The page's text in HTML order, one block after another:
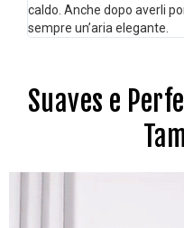
caldo. Anche dopo averli
sempre un’aria elegante.
Suaves e